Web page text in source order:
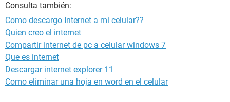
Consulta también:
Como descargo Internet a mi celular??
Quien creo el internet
Compartir internet de pc a celular windows 7
Que es internet
Descargar internet explorer 11
Como eliminar una hoja en word en el celular